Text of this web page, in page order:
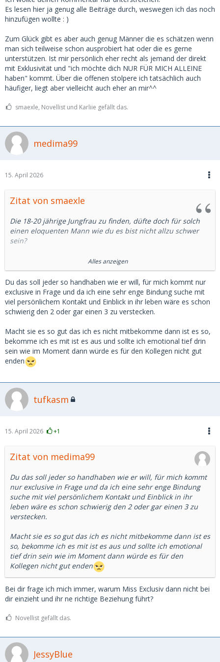
Mann eigentlich nicht nochmal ein zweites Mal wieder
sehen? Scheitert ja auch teilweise am Gegenüber der nicht
Sollen alles keine Ausreden sein, aber ich finde über einige
Punkte könnte man auch nachdenken.
Sonst kann es auch einfach Spaß machen. Ich kenne da
auch einige denen erste Male einfach Spaß machen, weil es
für sie so aufregend und neu ist. Ich bin da eher für
grün versifften Berlin wo ja jeder noch Poly ist ; )
Es lesen hier ja genug alle Beiträge durch, weswegen ich das noch
hinzufügen wollte : )
Zum Glück gibt es aber auch genug Männer die es schätzen wenn
man sich teilweise schon ausprobiert hat oder die es gerne
unterstützen. Ist mir persönlich eher recht als jemand der direkt
mit Exklusivität und "ich möchte dich NUR FÜR MICH ALLEINE
haben" kommt. Über die offenen stolpere ich tatsächlich auch
häufiger, liegt aber vielleicht auch eher an mir^^
smaexle, Novellist und Karliie gefällt das.
medima99
15. April 2026
Zitat von smaexle
Die 18-20 jährige Jungfrau zu finden, düfte doch für solch
einen eloquenten Mann wie du es bist nicht allzu schwer
sein?
30 ONS disqualifizieren eine Frau also ein SB zu sein...? ach
ich liebe dein eingeschränkte Sichtweise. Männer die im
McFit 30 Weiber wegflexen sind ok? Oder sind die auch
disqulifiziert als künftiger SD wenn sie altern und bezahlen
müssen?
Das mit dem "nur einen" zieht sich bei dir wie ein roter
Faden durch deine Beträge... hast du den Schwanzvergleich
schon so oft verloren oder woher rührt dein Bedürfnis, der
Einzige zu sein?
Komm wir versuchen was: Stell dir mal vor du wärst eine
Gesicht. Hast ein paar finanzielle Themen und entscheidest
dich es mal auf MSD, statt auf Tinder zu versuchen. Jetzt
triffst du auf unterschiedliche Männer, großzügige, nette,
dich selbst...
zum Dinner, an der Bar und mit dem Muskelberg landest du
nach 3 Drinks zuviel im Bett, bekommst 500, verbunden mit
der Frage wann ihr euch wieder sehen könnt.
Das zweite Date ist mit dir selbst... Dinner, große
Begeisterung, im Gespräch hast du deinen
Jungsfrauenfetisch erwähnt, natürlich sagt dein weibliches
richtig eingefahren bist. Von der Benutzung aller 3 Öffnung
ganz zu schweigen. Kein Dessert im Bett weil.. fast
Jungfrau... you know...
Beim nächsten Date, dann Kerzen, Hotelzimmer, trotz
Sonnenschein zugezogene Vorhänge, dein männliches Ich
holt den Erklärbär heraus und testet die Ware... uiuiuiui...
fühlt sich das eng an (du warst nur nicht feucht, deshlab
gar heftige Reibung). Dein männliches ich wirft generös 200
Euro aufs Kopfkissen und ne ungenießbare Tafel
Bitterschokolade vom Aldi... wow
Aus Mitleid und weils eh nur 5 Minuten gedauert hat, triffst
Alles anzeigen
Du das soll jeder so handhaben wie er will, für mich kommt nur
exclusive in Frage und da ich eine sehr enge Bindung suche mit
viel persönlichem Kontakt und Einblick in ihr leben wäre es schon
schwierig den 2 oder gar einen 3 zu verstecken.
Macht sie es so gut das ich es nicht mitbekomme dann ist es so,
bekomme ich es mit ist es aus und sollte ich emotional tief drin
sein wie im Moment dann würde es für den Kollegen nicht gut
enden
tufkasm
15. April 2026 +1
Zitat von medima99
Du das soll jeder so handhaben wie er will, für mich kommt
nur exclusive in Frage und da ich eine sehr enge Bindung
suche mit viel persönlichem Kontakt und Einblick in ihr
leben wäre es schon schwierig den 2 oder gar einen 3 zu
verstecken.
Macht sie es so gut das ich es nicht mitbekomme dann ist es
so, bekomme ich es mit ist es aus und sollte ich emotional
tief drin sein wie im Moment dann würde es für den
Kollegen nicht gut enden
Bei dir frage ich mich immer, warum Miss Exclusiv dann nicht bei
dir einzieht und ihr ne richtige Beziehung führt?
Novellist gefällt das.
JessyBlue